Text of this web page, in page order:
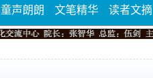
童声朗朗 文笔精华 读者文摘